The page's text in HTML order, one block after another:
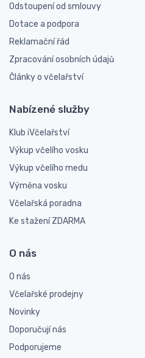
Odstoupení od smlouvy
Dotace a podpora
Reklamační řád
Zpracování osobních údajů
Články o včelařství
Nabízené služby
Klub iVčelařství
Výkup včelího vosku
Výkup včelího medu
Výměna vosku
Včelařská poradna
Ke stažení ZDARMA
O nás
O nás
Včelařské prodejny
Novinky
Doporučují nás
Podporujeme